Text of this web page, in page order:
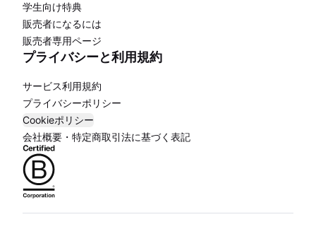
学生向け特典
販売者になるには
販売者専用ページ
プライバシーと利用規約
サービス利用規約
プライバシーポリシー
Cookieポリシー
会社概要・特定商取引法に基づく表記